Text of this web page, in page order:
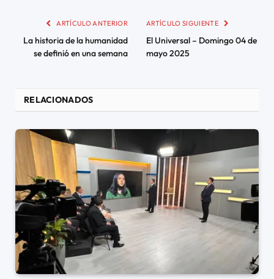
ARTÍCULO ANTERIOR
La historia de la humanidad
se definió en una semana
ARTÍCULO SIGUIENTE
El Universal – Domingo 04 de
mayo 2025
RELACIONADOS